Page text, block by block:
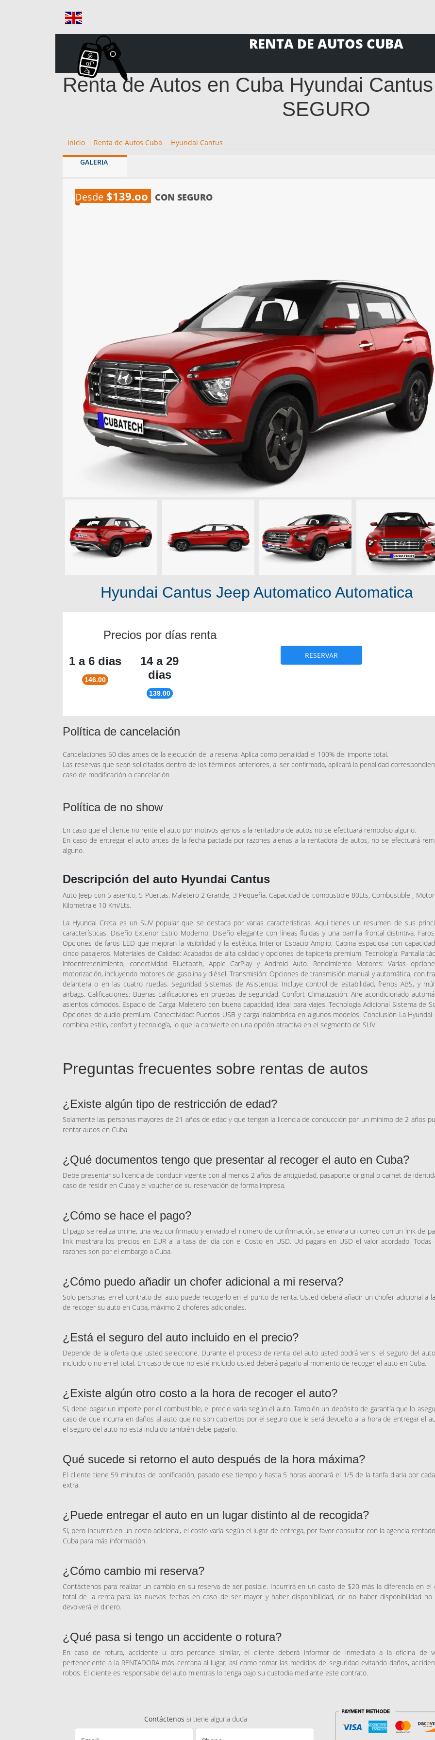
RENTA DE AUTOS CUBA
Renta de Autos en Cuba Hyundai
SEGURO
Inicio Renta de Autos Cuba Hyundai Cantus
GALERIA
Desde $139.oo CON SEGURO
Hyundai Cantus Jeep Automatico Automatica
Precios por días renta
1 a 6 dias
146.00
14 a 29
dias
139.00
RESERVAR
Política de cancelación
Cancelaciones 60 días antes de la ejecución de la reserva: Aplica como penalidad el 100% del importe total.
Las reservas que sean solicitadas dentro de los términos anteriores, al ser confirmada, aplicará la penalidad
caso de modificación o cancelación
Política de no show
En caso que el cliente no rente el auto por motivos ajenos a la rentadora de autos no se efectuará rembolso alguno.
En caso de entregar el auto antes de la fecha pactada por razones ajenas a la rentadora de autos, no se efectuará
alguno.
Descripción del auto Hyundai Cantus
Auto Jeep con 5 asiento, 5 Puertas. Maletero 2 Grande, 3 Pequeña. Capacidad de combustible 80Lts, Combustible ,
Kilometraje 10 Km/Lts.
La Hyundai Creta es un SUV popular que se destaca por varias características. Aquí tienes un resumen de sus
características: Diseño Exterior Estilo Moderno: Diseño elegante con líneas fluidas y una parrilla frontal distintiva. Faros
Opciones de faros LED que mejoran la visibilidad y la estética. Interior Espacio Amplio: Cabina espaciosa con
cinco pasajeros. Materiales de Calidad: Acabados de alta calidad y opciones de tapicería premium. Tecnología: Pantalla
infoentretenimiento, conectividad Bluetooth, Apple CarPlay y Android Auto. Rendimiento Motores: Varias
motorización, incluyendo motores de gasolina y diésel. Transmisión: Opciones de transmisión manual y automática, con
delantera o en las cuatro ruedas. Seguridad Sistemas de Asistencia: Incluye control de estabilidad, frenos ABS, y
airbags. Calificaciones: Buenas calificaciones en pruebas de seguridad. Confort Climatización: Aire acondicionado
asientos cómodos. Espacio de Carga: Maletero con buena capacidad, ideal para viajes. Tecnología Adicional Sistema de
Opciones de audio premium. Conectividad: Puertos USB y carga inalámbrica en algunos modelos. Conclusión La Hyundai
combina estilo, confort y tecnología, lo que la convierte en una opción atractiva en el segmento de SUV.
Preguntas frecuentes sobre rentas de autos
¿Existe algún tipo de restricción de edad?
Solamente las personas mayores de 21 años de edad y que tengan la licencia de conducción por un mínimo de 2 años
rentar autos en Cuba.
¿Qué documentos tengo que presentar al recoger el auto en Cuba?
Debe presentar su licencia de conducir vigente con al menos 2 años de antigüedad, pasaporte original o carnet de
caso de residir en Cuba y el voucher de su reservación de forma impresa.
¿Cómo se hace el pago?
El pago se realiza online, una vez confirmado y enviado el numero de confirmación, se enviara un correo con un link de
link mostrara los precios en EUR a la tasa del día con el Costo en USD. Ud pagara en USD el valor acordado. Todas
razones son por el embargo a Cuba.
¿Cómo puedo añadir un chofer adicional a mi reserva?
Solo personas en el contrato del auto puede recogerlo en el punto de renta. Usted deberá añadir un chofer adicional a
de recoger su auto en Cuba, máximo 2 choferes adicionales.
¿Está el seguro del auto incluido en el precio?
Depende de la oferta que usted seleccione. Durante el proceso de renta del auto usted podrá ver si el seguro del
incluido o no en el total. En caso de que no esté incluido usted deberá pagarlo al momento de recoger el auto en Cuba.
¿Existe algún otro costo a la hora de recoger el auto?
Sí, debe pagar un importe por el combustible, el precio varía según el auto. También un depósito de garantía que lo
caso de que incurra en daños al auto que no son cubiertos por el seguro que le será devuelto a la hora de entregar el
el seguro del auto no está incluido también debe pagarlo.
Qué sucede si retorno el auto después de la hora máxima?
El cliente tiene 59 minutos de bonificación, pasado ese tiempo y hasta 5 horas abonará el 1/5 de la tarifa diaria por
extra.
¿Puede entregar el auto en un lugar distinto al de recogida?
Sí, pero incurrirá en un costo adicional, el costo varía según el lugar de entrega, por favor consultar con la agencia
Cuba para más información.
¿Cómo cambio mi reserva?
Contáctenos para realizar un cambio en su reserva de ser posible. Incurrirá en un costo de $20 más la diferencia en el
total de la renta para las nuevas fechas en caso de ser mayor y haber disponibilidad, de no haber disponibilidad no
devolverá el dinero.
¿Qué pasa si tengo un accidente o rotura?
En caso de rotura, accidente u otro percance similar, el cliente deberá informar de inmediato a la oficina de
perteneciente a la RENTADORA más cercana al lugar, así como tomar las medidas de seguridad evitando daños,
robos. El cliente es responsable del auto mientras lo tenga bajo su custodia mediante este contrato.
Contáctenos si tiene alguna duda